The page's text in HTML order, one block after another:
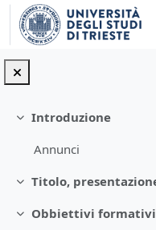
Vai al contenuto principale
Minimizza
Introduzione
Annunci
Minimizza
Minimizza
Obbiettivi formativi